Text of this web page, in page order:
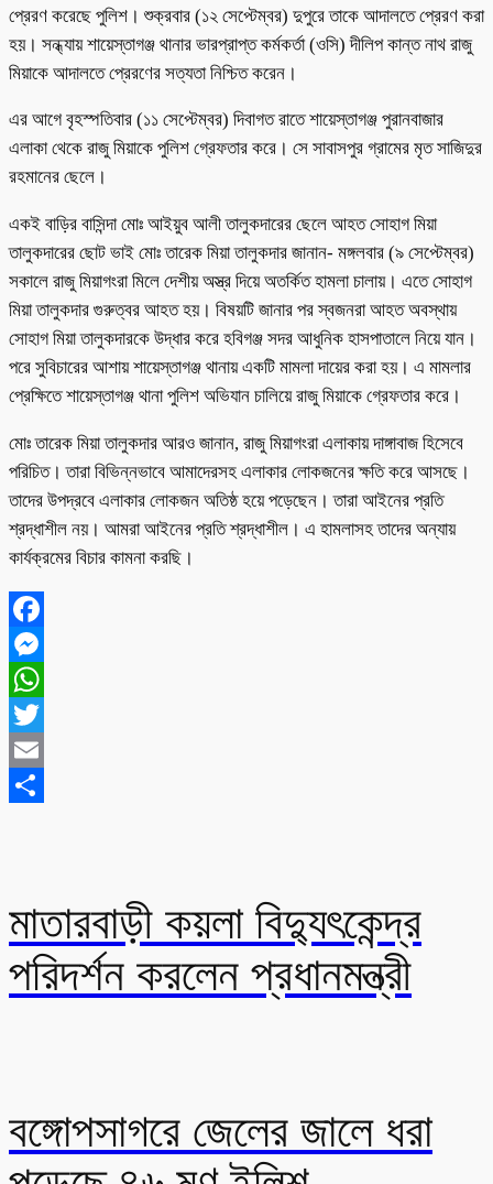
প্রেরণ করেছে পুলিশ। শুক্রবার (১২ সেপ্টেম্বর) দুপুরে তাকে আদালতে প্রেরণ করা
হয়। সন্ধ্যায় শায়েস্তাগঞ্জ থানার ভারপ্রাপ্ত কর্মকর্তা (ওসি) দীলিপ কান্ত নাথ রাজু
মিয়াকে আদালতে প্রেরণের সত্যতা নিশ্চিত করেন।
এর আগে বৃহস্পতিবার (১১ সেপ্টেম্বর) দিবাগত রাতে শায়েস্তাগঞ্জ পুরানবাজার
এলাকা থেকে রাজু মিয়াকে পুলিশ গ্রেফতার করে। সে সাবাসপুর গ্রামের মৃত সাজিদুর
রহমানের ছেলে।
একই বাড়ির বাসিন্দা মোঃ আইয়ুব আলী তালুকদারের ছেলে আহত সোহাগ মিয়া
তালুকদারের ছোট ভাই মোঃ তারেক মিয়া তালুকদার জানান- মঙ্গলবার (৯ সেপ্টেম্বর)
সকালে রাজু মিয়াগংরা মিলে দেশীয় অস্ত্র দিয়ে অতর্কিত হামলা চালায়। এতে সোহাগ
মিয়া তালুকদার গুরুত্বর আহত হয়। বিষয়টি জানার পর স্বজনরা আহত অবস্থায়
সোহাগ মিয়া তালুকদারকে উদ্ধার করে হবিগঞ্জ সদর আধুনিক হাসপাতালে নিয়ে যান।
পরে সুবিচারের আশায় শায়েস্তাগঞ্জ থানায় একটি মামলা দায়ের করা হয়। এ মামলার
প্রেক্ষিতে শায়েস্তাগঞ্জ থানা পুলিশ অভিযান চালিয়ে রাজু মিয়াকে গ্রেফতার করে।
মোঃ তারেক মিয়া তালুকদার আরও জানান, রাজু মিয়াগংরা এলাকায় দাঙ্গাবাজ হিসেবে
পরিচিত। তারা বিভিন্নভাবে আমাদেরসহ এলাকার লোকজনের ক্ষতি করে আসছে।
তাদের উপদ্রবে এলাকার লোকজন অতিষ্ঠ হয়ে পড়েছেন। তারা আইনের প্রতি
শ্রদ্ধাশীল নয়। আমরা আইনের প্রতি শ্রদ্ধাশীল। এ হামলাসহ তাদের অন্যায়
কার্যক্রমের বিচার কামনা করছি।
Facebook
Messenger
WhatsApp
Twitter
Email
মাতারবাড়ী কয়লা বিদ্যুৎকেন্দ্র
পরিদর্শন করলেন প্রধানমন্ত্রী
বঙ্গোপসাগরে জেলের জালে ধরা